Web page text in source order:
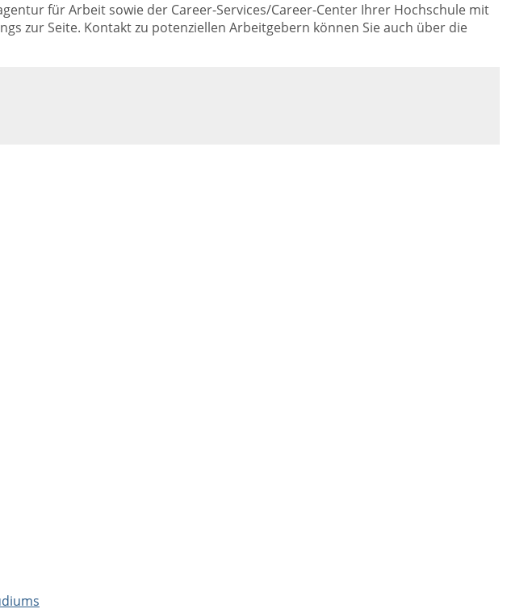
für Arbeit sowie der Career-Services/Career-Center Ihrer Hochschule mit
zur Seite. Kontakt zu potenziellen Arbeitgebern können Sie auch über die